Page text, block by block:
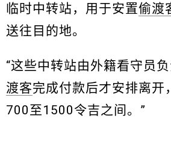
临时中转站，用于安置偷渡
送往目的地。
“这些中转站由外籍看守员
渡客完成付款后才安排离开
700至1500令吉之间。”